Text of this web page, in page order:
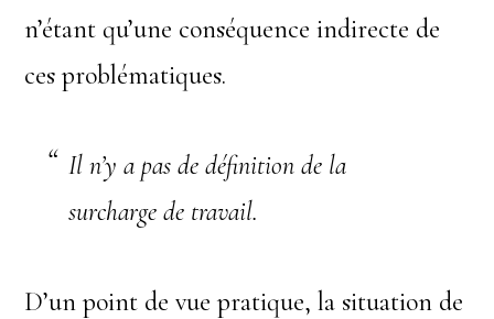
n’étant qu’une conséquence indirecte de
ces problématiques.
Il n’y a pas de définition de la
surcharge de travail.
D’un point de vue pratique, la situation de